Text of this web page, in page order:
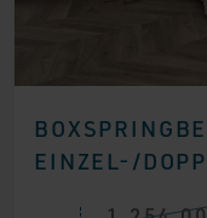
EINZEL-/